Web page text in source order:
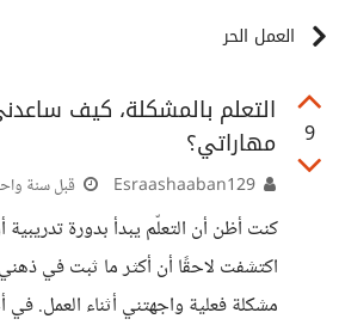
العمل الحر
9
التعلم بالمشكلة، كيف
مهاراتي؟
قبل سنة
كنت أظن أن التعلّم يبدأ بدورة
اكتشفت لاحقًا أن أكثر ما ثبت في
مشكلة فعلية واجهتني أثناء العمل.